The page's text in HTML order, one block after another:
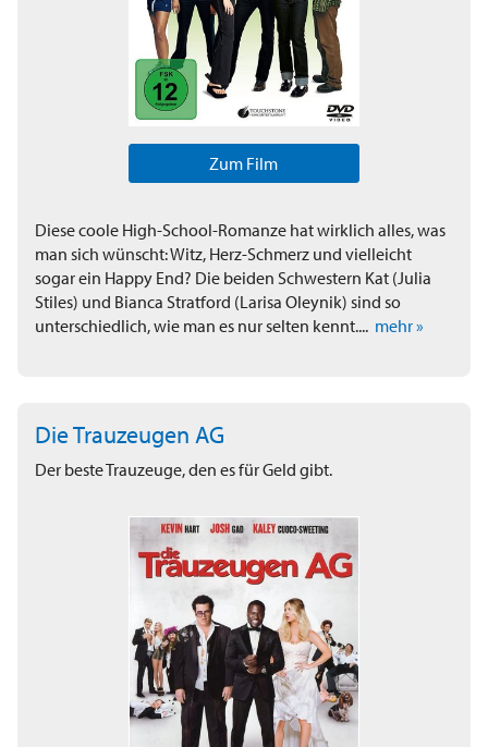
Zum Film
Diese coole High-School-Romanze hat wirklich alles, was
man sich wünscht: Witz, Herz-Schmerz und vielleicht
sogar ein Happy End? Die beiden Schwestern Kat (Julia
Stiles) und Bianca Stratford (Larisa Oleynik) sind so
unterschiedlich, wie man es nur selten kennt.... mehr »
Die Trauzeugen AG
Der beste Trauzeuge, den es für Geld gibt.